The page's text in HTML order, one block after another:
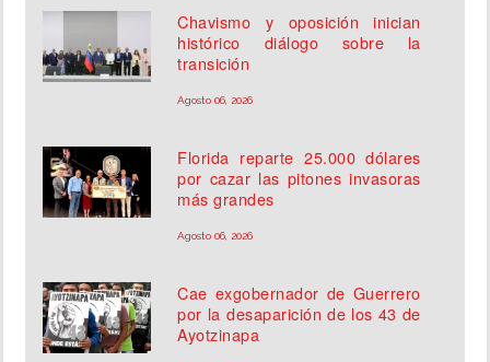
Chavismo y oposición inician
histórico diálogo sobre la
transición
Agosto 06, 2026
Florida reparte 25.000 dólares
por cazar las pitones invasoras
más grandes
Agosto 06, 2026
Cae exgobernador de Guerrero
por la desaparición de los 43 de
Ayotzinapa